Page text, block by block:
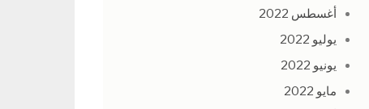
أغسطس 2022
يوليو 2022
يونيو 2022
مايو 2022